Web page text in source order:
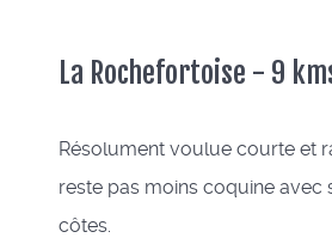
La Rochefortoise - 9
Résolument voulue courte et
reste pas moins coquine avec
côtes.